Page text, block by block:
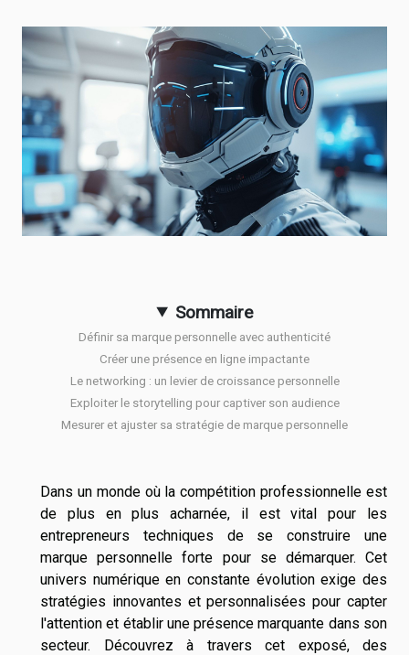
Sommaire
Définir sa marque personnelle avec authenticité
Créer une présence en ligne impactante
Le networking : un levier de croissance personnelle
Exploiter le storytelling pour captiver son audience
Mesurer et ajuster sa stratégie de marque personnelle
Dans un monde où la compétition professionnelle est
de plus en plus acharnée, il est vital pour les
entrepreneurs techniques de se construire une
marque personnelle forte pour se démarquer. Cet
univers numérique en constante évolution exige des
stratégies innovantes et personnalisées pour capter
l'attention et établir une présence marquante dans son
secteur. Découvrez à travers cet exposé, des